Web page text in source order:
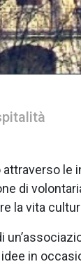
attraverso le
di
la vita
in